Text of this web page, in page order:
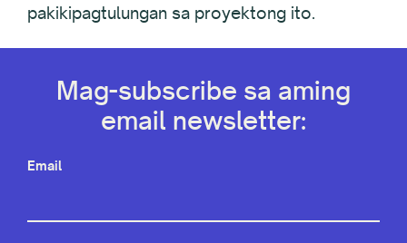
pakikipagtulungan sa proyektong ito.
Mag-subscribe sa aming
email newsletter:
Email